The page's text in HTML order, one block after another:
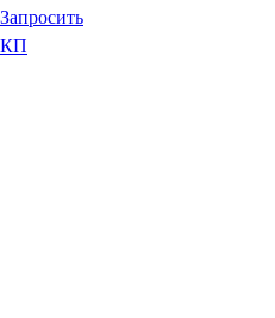
Запросить
КП